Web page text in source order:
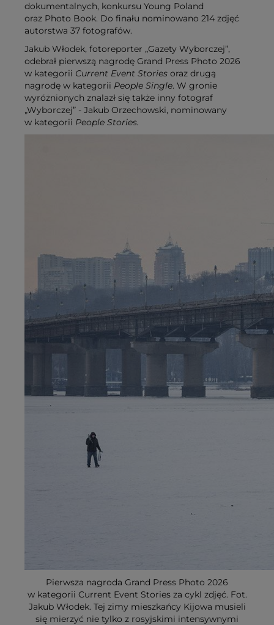
dokumentalnych, konkursu Young Poland
oraz Photo Book. Do finału nominowano 214 zdjęć
autorstwa 37 fotografów.
Jakub Włodek, fotoreporter „Gazety Wyborczej”,
odebrał pierwszą nagrodę Grand Press Photo 2026
w kategorii Current Event Stories oraz drugą
nagrodę w kategorii People Single. W gronie
wyróżnionych znalazł się także inny fotograf
„Wyborczej” - Jakub Orzechowski, nominowany
w kategorii People Stories.
Pierwsza nagroda Grand Press Photo 2026
w kategorii Current Event Stories za cykl zdjęć. Fot.
Jakub Włodek. Tej zimy mieszkańcy Kijowa musieli
się mierzyć nie tylko z rosyjskimi intensywnymi